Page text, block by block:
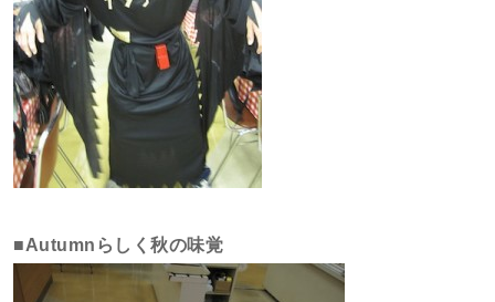
■Autumnらしく秋の味覚